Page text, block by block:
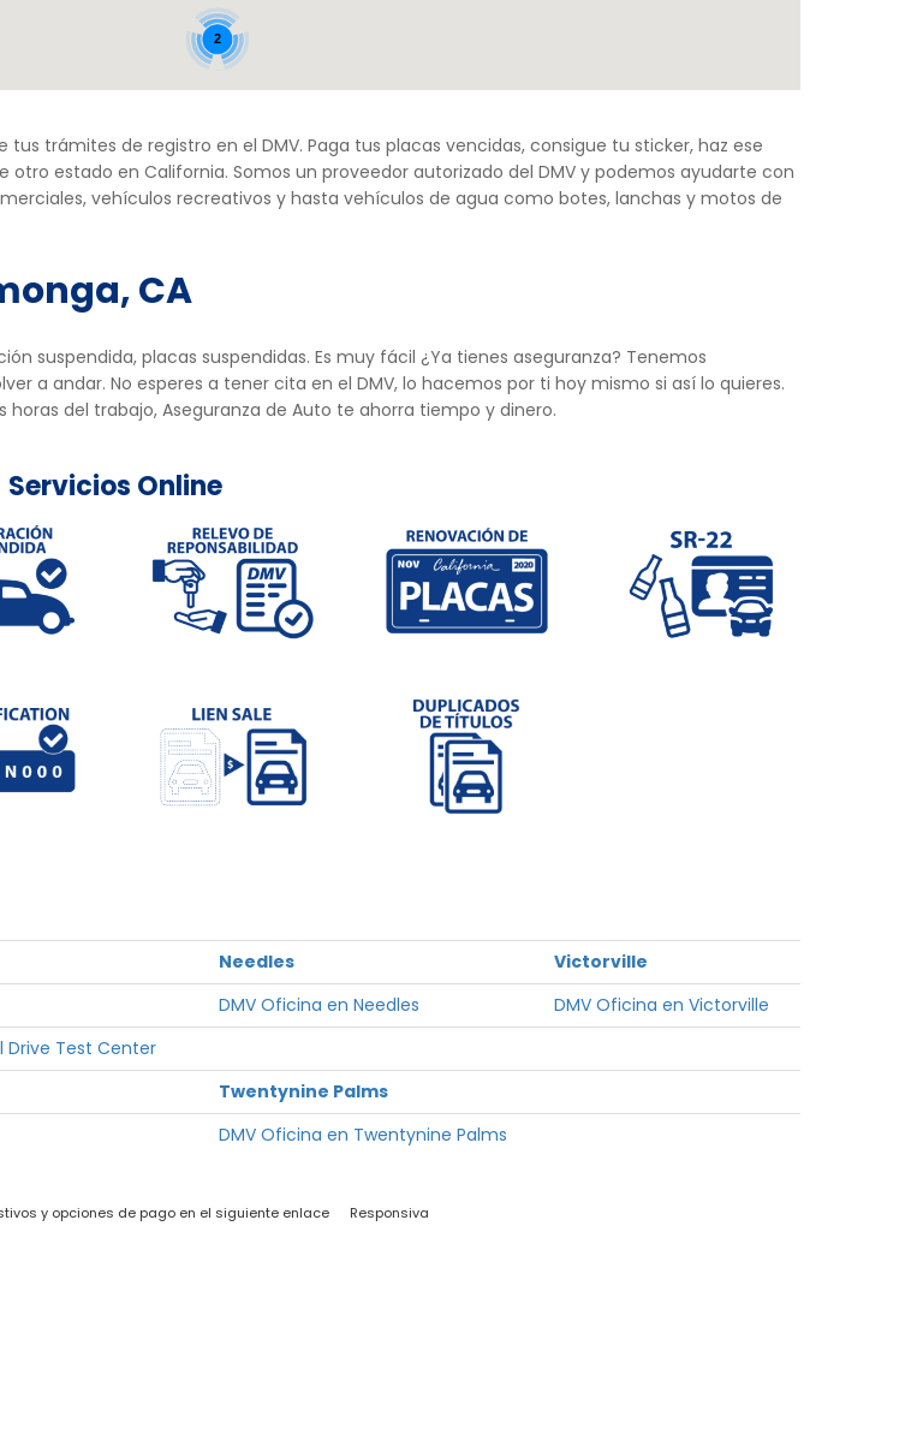
2
trámites de registro en el DMV. Paga tus placas vencidas, consigue tu sticker, haz ese
estado en California. Somos un proveedor autorizado del DMV y podemos ayudarte con
vehículos recreativos y hasta vehículos de agua como botes, lanchas y motos de
CA
suspendida, placas suspendidas. Es muy fácil ¿Ya tienes aseguranza? Tenemos
a andar. No esperes a tener cita en el DMV, lo hacemos por ti hoy mismo si así lo quieres.
del trabajo, Aseguranza de Auto te ahorra tiempo y dinero.
Servicios Online
Needles
Victorville
DMV Oficina en Needles
DMV Oficina en Victorville
Drive Test Center
Twentynine Palms
DMV Oficina en Twentynine Palms
y opciones de pago en el siguiente enlace Responsiva